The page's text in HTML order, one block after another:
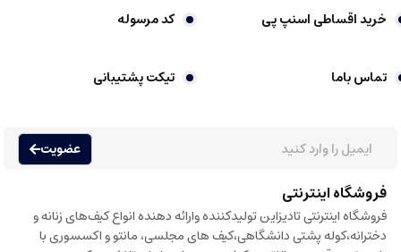
خرید اقساطی اسنپ پی کد مرسوله
تماس باما تیکت پشتیبانی
عضویت
فروشگاه اینترنتی
فروشگاه اینترنتی تادیزاین تولیدکننده وارائه دهنده انواع کیف‌های زنانه و
دخترانه،کوله پشتی دانشگاهی،کیف های مجلسی، مانتو و اکسسوری با